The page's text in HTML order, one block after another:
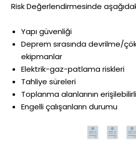
Risk Değerlendirmesinde
Yapı güvenliği
Deprem sırasında devrilme/
ekipmanlar
Elektrik-gaz-patlama riskleri
Tahliye süreleri
Toplanma alanlarının
Engelli çalışanların durumu